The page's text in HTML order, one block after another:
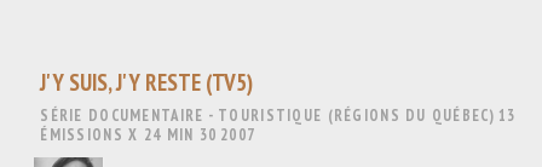
J'Y SUIS, J'Y RESTE (TV5)
SÉRIE DOCUMENTAIRE - TOURISTIQUE (RÉGIONS DU QUÉBEC) 13
ÉMISSIONS X 24 MIN 30 2007